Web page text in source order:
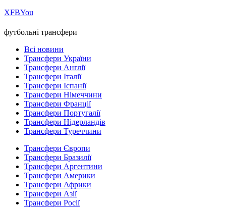
ХFBYou
футбольні трансфери
Всі новини
Трансфери України
Трансфери Англії
Трансфери Італії
Трансфери Іспанії
Трансфери Німеччини
Трансфери Франції
Трансфери Португалії
Трансфери Нідерландів
Трансфери Туреччини
Трансфери Європи
Трансфери Бразилії
Трансфери Аргентини
Трансфери Америки
Трансфери Африки
Трансфери Азії
Трансфери Росії